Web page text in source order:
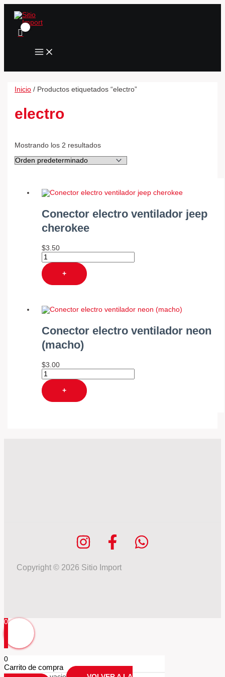
Ir
contenido
MAIN
Inicio / Productos etiquetados “electro”
electro
Mostrando los 2 resultados
Conector electro ventilador jeep
cherokee
$3.50
Conector
ventilador
jeep
+
Conector electro ventilador neon
(macho)
$3.00
Conector
ventilador
neon
+
Copyright © 2026 Sitio Import
0
0
Carrito de compra